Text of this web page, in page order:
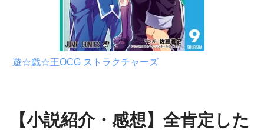
遊☆戯☆王OCG ストラクチャーズ
【小説紹介・感想】全肯定した